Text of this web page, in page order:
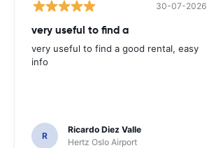
30-07-2026
very useful to find a
very useful to find a good rental, easy
info
R
Ricardo Diez Valle
Hertz Oslo Airport